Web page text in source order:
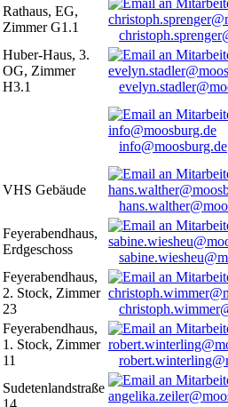
Rathaus, EG,
Zimmer G1.1
Huber-Haus, 3.
OG, Zimmer
H3.1
info@moosburg.de
VHS Gebäude
Feyerabendhaus,
Erdgeschoss
Feyerabendhaus,
2. Stock, Zimmer
23
Feyerabendhaus,
1. Stock, Zimmer
11
Sudetenlandstraße
14